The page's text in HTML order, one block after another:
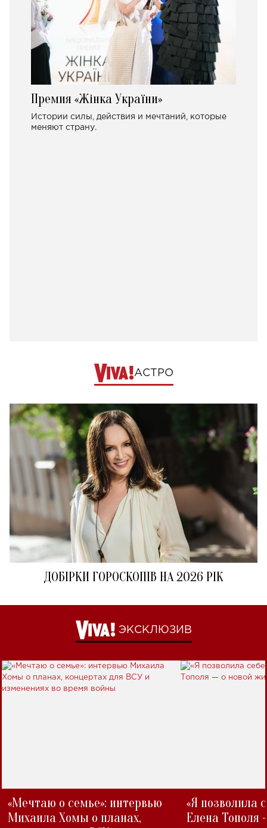
Премия «Жінка України»
Истории силы, действия и мечтаний, которые
меняют страну.
АСТРО
ДОБІРКИ ГОРОСКОПІВ НА 2026 РІК
ЭКСКЛЮЗИВ
«Мечтаю о семье»: интервью
Михаила Хомы о планах,
«Я позволила
Елена Тополя